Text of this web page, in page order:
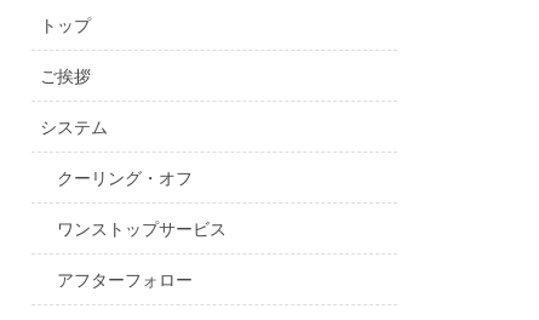
トップ
ご挨拶
システム
クーリング・オフ
ワンストップサービス
アフターフォロー